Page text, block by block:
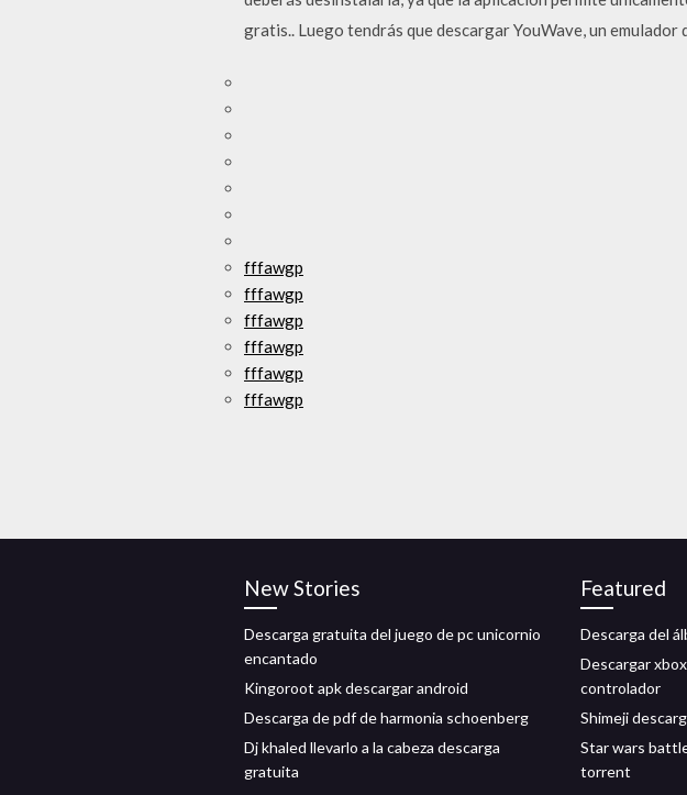
gratis.. Luego tendrás que descargar YouWave, un
fffawgp
fffawgp
fffawgp
fffawgp
fffawgp
fffawgp
New Stories
Descarga gratuita del juego de pc unicornio
encantado
Kingoroot apk descargar android
Descarga de pdf de harmonia schoenberg
Dj khaled llevarlo a la cabeza descarga
gratuita
Featured
Descarga del
Descargar
controlador
Shimeji
Star wars
torrent